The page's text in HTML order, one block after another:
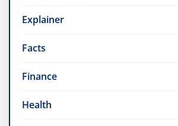
Explainer
Facts
Finance
Health